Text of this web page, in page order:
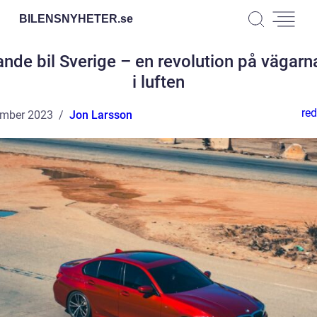
BILENSNYHETER.se
bil Sverige – en revolution på
i luften
2023 Jon Larsson